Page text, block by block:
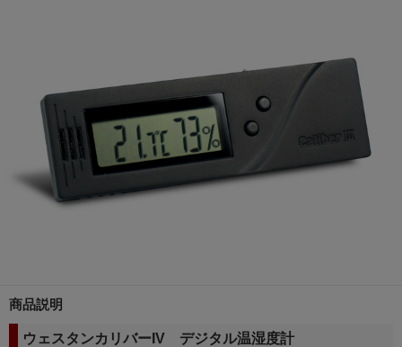
商品説明
ウェスタンカリバーIV デジタル温湿度計